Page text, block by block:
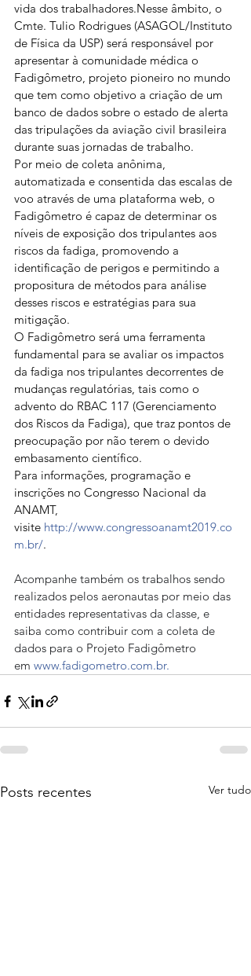
vida dos trabalhadores.Nesse âmbito, o
Cmte. Tulio Rodrigues (ASAGOL/Instituto
de Física da USP) será responsável por
apresentar à comunidade médica o
Fadigômetro, projeto pioneiro no mundo
que tem como objetivo a criação de um
banco de dados sobre o estado de alerta
das tripulações da aviação civil brasileira
durante suas jornadas de trabalho.
Por meio de coleta anônima,
automatizada e consentida das escalas de
voo através de uma plataforma web, o
Fadigômetro é capaz de determinar os
níveis de exposição dos tripulantes aos
riscos da fadiga, promovendo a
identificação de perigos e permitindo a
propositura de métodos para análise
desses riscos e estratégias para sua
mitigação.
O Fadigômetro será uma ferramenta
fundamental para se avaliar os impactos
da fadiga nos tripulantes decorrentes de
mudanças regulatórias, tais como o
advento do RBAC 117 (Gerenciamento
dos Riscos da Fadiga), que traz pontos de
preocupação por não terem o devido
embasamento científico.
Para informações, programação e
inscrições no Congresso Nacional da
ANAMT,
visite http://www.congressoanamt2019.co
m.br/.
Acompanhe também os trabalhos sendo
realizados pelos aeronautas por meio das
entidades representativas da classe, e
saiba como contribuir com a coleta de
dados para o Projeto Fadigômetro
em www.fadigometro.com.br.
Posts recentes Ver tudo